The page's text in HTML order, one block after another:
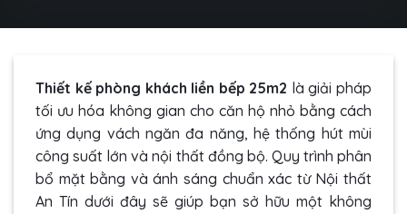
Thiết kế phòng khách liền bếp 25m2 là giải pháp
tối ưu hóa không gian cho căn hộ nhỏ bằng cách
ứng dụng vách ngăn đa năng, hệ thống hút mùi
công suất lớn và nội thất đồng bộ. Quy trình phân
bổ mặt bằng và ánh sáng chuẩn xác từ Nội thất
An Tín dưới đây sẽ giúp bạn sở hữu một không